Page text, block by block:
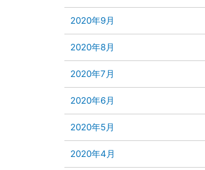
2020年9月
2020年8月
2020年7月
2020年6月
2020年5月
2020年4月